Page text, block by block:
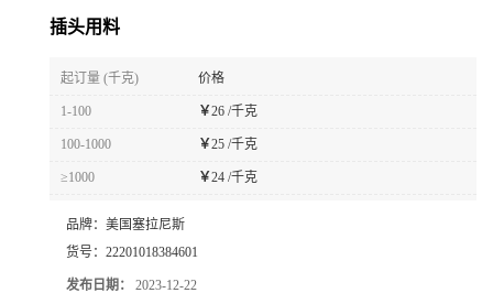
证
插头用料
起订量 (千克) 价格
1-100 ￥26 /千克
100-1000 ￥25 /千克
≥1000 ￥24 /千克
品牌： 美国塞拉尼斯
货号： 22201018384601
发布日期： 2023-12-22